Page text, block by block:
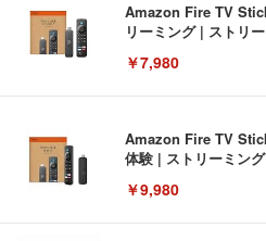
Amazon Fire TV
リーミング | ストリ
￥7,980
Amazon Fire TV
体験 | ストリーミン
￥9,980